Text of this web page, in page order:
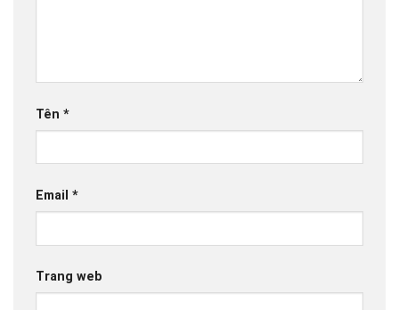
Tên *
Email *
Trang web